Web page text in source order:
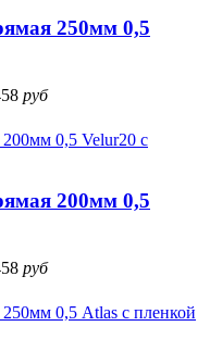
250мм 0,5
руб
200мм 0,5
руб